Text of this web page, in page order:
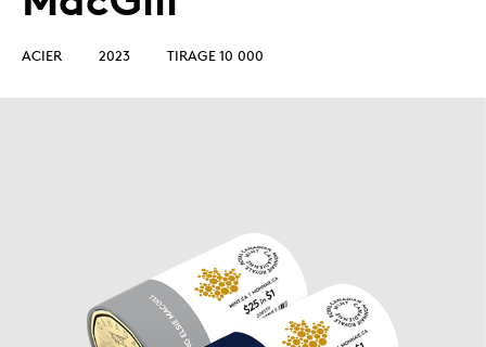
ACIER 2023 TIRAGE 10 000